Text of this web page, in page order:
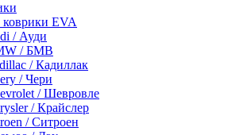
коврики EVA
/ Ауди
/ БМВ
/ Кадиллак
/ Чери
/ Шевровле
/ Крайслер
/ Ситроен